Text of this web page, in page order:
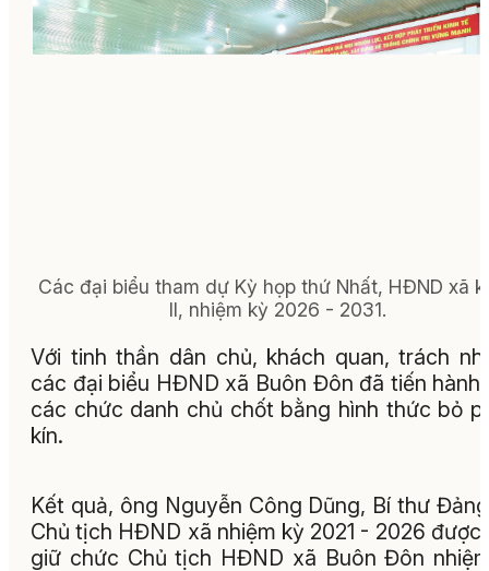
Các đại biểu tham dự Kỳ họp thứ Nhất, HĐND xã
II, nhiệm kỳ 2026 - 2031.
Với tinh thần dân chủ, khách quan, trách
các đại biểu HĐND xã Buôn Đôn đã tiến hành
các chức danh chủ chốt bằng hình thức bỏ
kín.
Kết quả, ông Nguyễn Công Dũng, Bí thư
Chủ tịch HĐND xã nhiệm kỳ 2021 - 2026 được
giữ chức Chủ tịch HĐND xã Buôn Đôn